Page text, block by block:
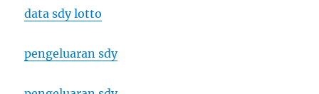
data sdy lotto
pengeluaran sdy